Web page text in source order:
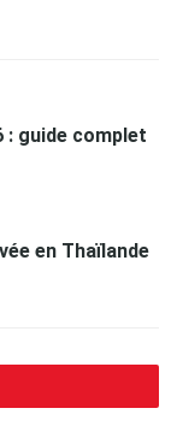
: guide complet
en Thaïlande